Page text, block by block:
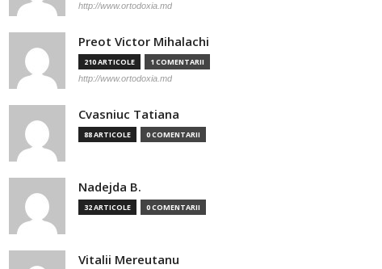
http://www.ortodoxia.md
Preot Victor Mihalachi
210 ARTICOLE 1 COMENTARII
http://www.ortodoxia.md
Cvasniuc Tatiana
88 ARTICOLE 0 COMENTARII
Nadejda B.
32 ARTICOLE 0 COMENTARII
Vitalii Mereutanu